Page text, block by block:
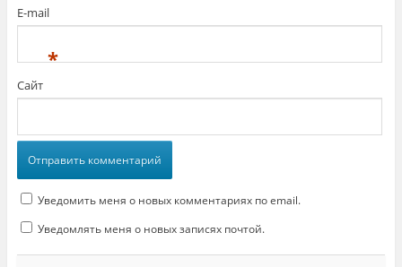
E-mail
*
Сайт
Уведомить меня о новых комментариях по email.
Уведомлять меня о новых записях почтой.